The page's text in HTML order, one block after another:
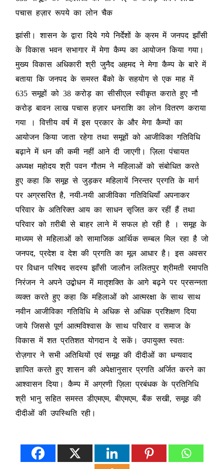
पचास हज़ार रूपये का लोन चैक
झांसी। शासन के द्वारा दिये गये निर्देशों के क्रम में जनपद झाँसी
के विकास भवन सभागार में मेगा कैम्प का आयोजन किया गया।
मुख्य विकास अधिकारी श्री जुनैद अहमद ने मेगा कैम्प के बारे में
बताया कि जनपद के समस्त बैंको के सहयोग से एक माह में
635 समूहों को 38 करोड़ का सीसीएल स्वीकृत कराते हुए नौ
करोड़ बावन लाख पचास हज़ार धनराशि का लोन वितरण कराया
गया । वित्तीय वर्ष में इस प्रकार के और मेगा कैम्पों का
आयोजन किया जाता रहेगा तथा समूहों को आजीविका गतिविधि
बढ़ाने में धन की कमी नहीं आने दी जाएगी। ज़िला पंचायत
अध्यक्ष महोदय श्री पवन गौतम ने महिलाओं को संबोधित करते
हुए कहा कि समूह से जुड़कर महिलायें निरन्तर प्रगति के मार्ग
पर अग्रसरित है, नयी-नयी आजीविका गतिविधियाँ अपनाकर
परिवार के अतिरिक्त आय का साधन सृजित कर रहीं हैं तथा
परिवार को ग़रीबी से बाहर लाने में सफल हो रही है । समूह के
माध्यम से महिलाओं को सामाजिक आर्थिक सम्बल मिल रहा है जो
जनपद, प्रदेश व देश की प्रगति का मूल आधार है। इस अवसर
पर विधान परिषद सदस्य झाँसी जालौन ललितपुर श्रीमती रमापति
निरंजन ने अपने उद्बोधन में मातृशक्ति के आगे बढ़ने पर प्रसन्नता
व्यक्त करते हुए कहा कि महिलाओं को आत्मरक्षा के साथ साथ
नवीन आजीविका गतिविधि मे अधिक से अधिक प्रशिक्षण दिया
जाये जिससे पूर्ण आत्मविश्वास के साथ परिवार व समाज के
विकास में शत प्रतिशत योगदान दे सकें। उपायुक्त स्वतः
रोज़गार ने सभी अतिथियों एवं समूह की दीदीओं का धन्यवाद
ज्ञापित करते हुए शासन की अपेक्षानुसार प्रगति अर्जित करने का
आश्वासन दिया। कैम्प में अग्रणी ज़िला प्रबंधक के प्रतिनिधि
श्री भानु सहित समस्त डीएमएम, बीएमएम, बैंक सखी, समूह की
दीदीओं की उपस्थिति रही।